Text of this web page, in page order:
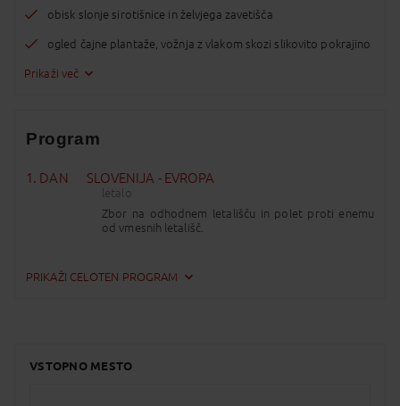
obisk slonje sirotišnice in želvjega zavetišča
ogled čajne plantaže, vožnja z vlakom skozi slikovito pokrajino
Prikaži več
Program
1. DAN SLOVENIJA - EVROPA
letalo
Zbor na odhodnem letališču in polet proti enemu
od vmesnih letališč.
2. DAN EVROPA - KOLOMBO – DAMBULLA
prepredajo plantaže kokosovih palm, ananasa,
PRIKAŽI CELOTEN PROGRAM
VSTOPNO MESTO